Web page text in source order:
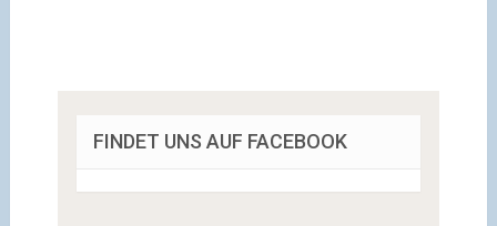
FINDET UNS AUF FACEBOOK